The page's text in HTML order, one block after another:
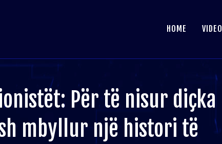
HOME VIDEO
Për të nisur diçka
mbyllur një histori të